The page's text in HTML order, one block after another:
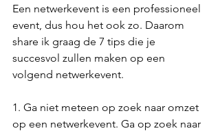
Een netwerkevent is een professioneel
event, dus hou het ook zo. Daarom
share ik graag de 7 tips die je
succesvol zullen maken op een
volgend netwerkevent.
1. Ga niet meteen op zoek naar omzet
op een netwerkevent. Ga op zoek naar